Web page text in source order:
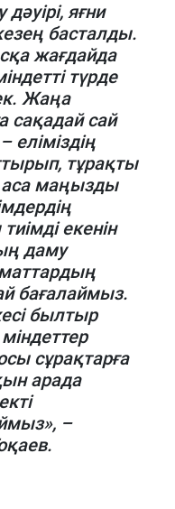
яғни
басталды.
жағдайда
түрде
Жаңа
сақадай сай
тұрақты
маңызды
екенін
даму
бағалаймыз.
былтыр
сұрақтарға
арада
–